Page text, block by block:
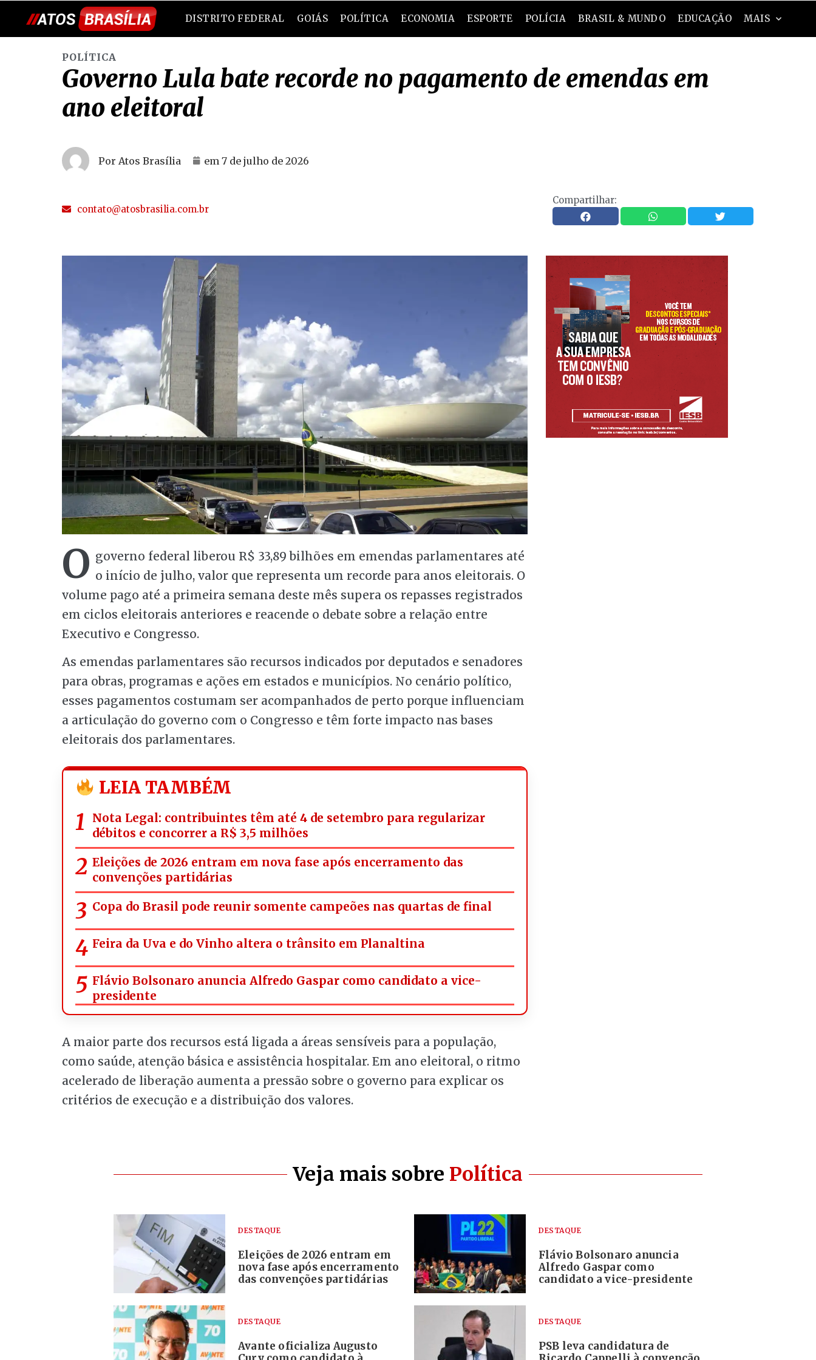
DISTRITO FEDERAL GOIÁS POLÍTICA ECONOMIA ESPORTE POLÍCIA BRASIL & MUNDO EDUCAÇÃO MAIS
POLÍTICA
Governo Lula bate recorde no pagamento de emendas em
ano eleitoral
Por Atos Brasília em 7 de julho de 2026
contato@atosbrasilia.com.br
Compartilhar:
O governo federal liberou R$ 33,89 bilhões em emendas parlamentares até
o início de julho, valor que representa um recorde para anos eleitorais. O
volume pago até a primeira semana deste mês supera os repasses registrados
em ciclos eleitorais anteriores e reacende o debate sobre a relação entre
Executivo e Congresso.
As emendas parlamentares são recursos indicados por deputados e senadores
para obras, programas e ações em estados e municípios. No cenário político,
esses pagamentos costumam ser acompanhados de perto porque influenciam
a articulação do governo com o Congresso e têm forte impacto nas bases
eleitorais dos parlamentares.
LEIA TAMBÉM
Nota Legal: contribuintes têm até 4 de setembro para regularizar
débitos e concorrer a R$ 3,5 milhões
Eleições de 2026 entram em nova fase após encerramento das
convenções partidárias
Copa do Brasil pode reunir somente campeões nas quartas de final
Feira da Uva e do Vinho altera o trânsito em Planaltina
Flávio Bolsonaro anuncia Alfredo Gaspar como candidato a vice-
presidente
A maior parte dos recursos está ligada a áreas sensíveis para a população,
como saúde, atenção básica e assistência hospitalar. Em ano eleitoral, o ritmo
acelerado de liberação aumenta a pressão sobre o governo para explicar os
critérios de execução e a distribuição dos valores.
Veja mais sobre Política
DESTAQUE
Eleições de 2026 entram em
nova fase após encerramento
das convenções partidárias
DESTAQUE
Flávio Bolsonaro anuncia
Alfredo Gaspar como
candidato a vice-presidente
DESTAQUE
Avante oficializa Augusto
DESTAQUE
PSB leva candidatura de